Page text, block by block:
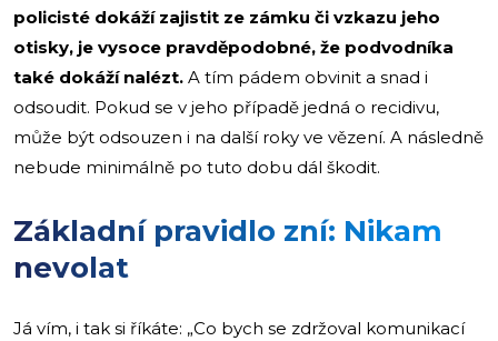
policisté dokáží zajistit ze zámku či vzkazu jeho
otisky, je vysoce pravděpodobné, že podvodníka
také dokáží nalézt. A tím pádem obvinit a snad i
odsoudit. Pokud se v jeho případě jedná o recidivu,
může být odsouzen i na další roky ve vězení. A následně
nebude minimálně po tuto dobu dál škodit.
Základní pravidlo zní: Nikam
nevolat
Já vím, i tak si říkáte: „Co bych se zdržoval komunikací